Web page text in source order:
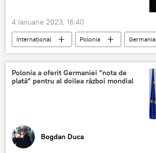
4 Ianuarie 2023, 16:40
Internațional Polonia
Germania
reparații
Polonia a oferit Germaniei ”nota de
plată” pentru al doilea război mondial
Bogdan Duca